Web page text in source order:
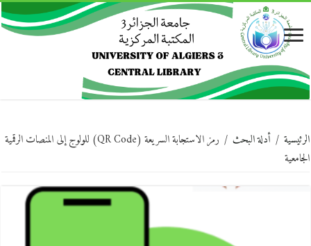
الرئيسية / أدلة البحث /
رمز الاستجابة السريعة (QR Code) للولوج إلى المنصات الرقمية
الجامعية